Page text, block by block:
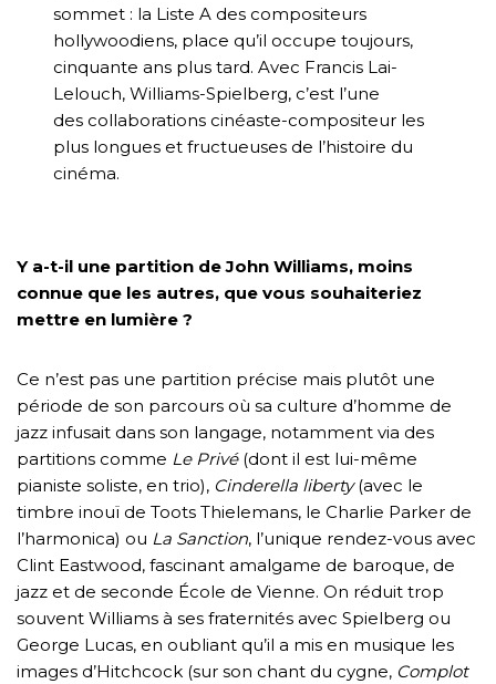
sommet : la Liste A des compositeurs
hollywoodiens, place qu’il occupe toujours,
cinquante ans plus tard. Avec Francis Lai-
Lelouch, Williams-Spielberg, c’est l’une
des collaborations cinéaste-compositeur les
plus longues et fructueuses de l’histoire du
cinéma.
Y a-t-il une partition de John Williams, moins
connue que les autres, que vous souhaiteriez
mettre en lumière ?
Ce n’est pas une partition précise mais plutôt une
période de son parcours où sa culture d’homme de
jazz infusait dans son langage, notamment via des
partitions comme Le Privé(dont il est lui-même
pianiste soliste, en trio), Cinderella liberty(avec le
timbre inouï de Toots Thielemans, le Charlie Parker de
l’harmonica) ou La Sanction, l’unique rendez-vous avec
Clint Eastwood, fascinant amalgame de baroque, de
jazz et de seconde École de Vienne. On réduit trop
souvent Williams à ses fraternités avec Spielberg ou
George Lucas, en oubliant qu’il a mis en musique les
images d’Hitchcock (sur son chant du cygne, Complot